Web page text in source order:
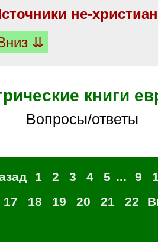
не-
⇊
книги
Вопросы/ответы
1 2 3 4 5 ... 9
17 18 19 20 21 22